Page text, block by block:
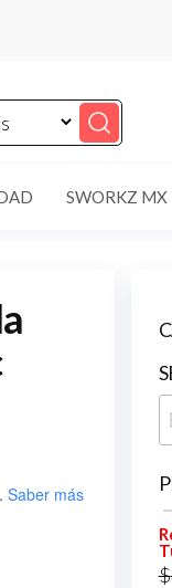
SWORKZ MX
Saber más
$